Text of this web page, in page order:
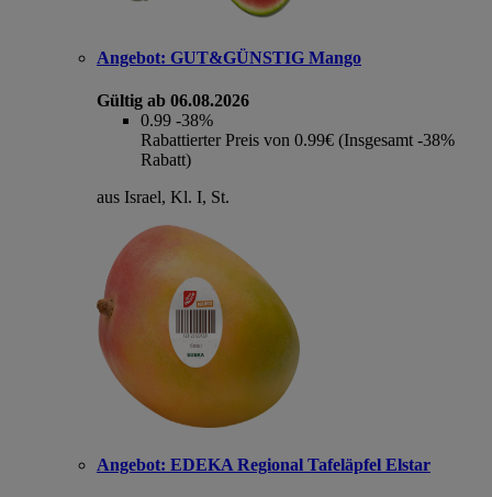
Angebot: GUT&GÜNSTIG Mango
Gültig ab 06.08.2026
0.99 -38%
Rabattierter Preis von 0.99€ (Insgesamt -38%
Rabatt)
aus Israel, Kl. I, St.
Angebot: EDEKA Regional Tafeläpfel Elstar